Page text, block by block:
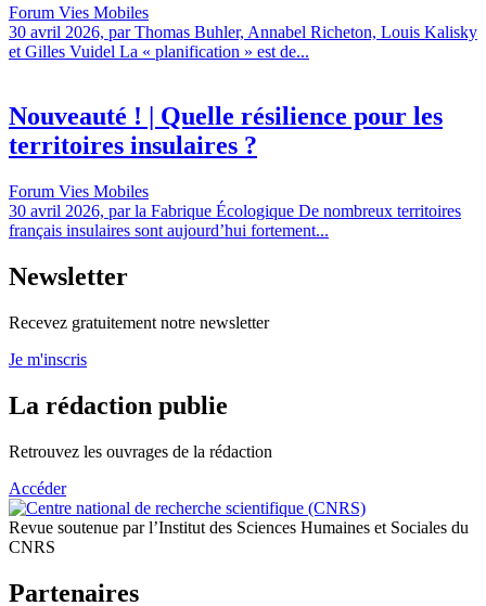
Forum Vies Mobiles
30 avril 2026, par Thomas Buhler, Annabel Richeton, Louis Kalisky
et Gilles Vuidel La « planification » est de...
Nouveauté ! | Quelle résilience pour les
territoires insulaires ?
Forum Vies Mobiles
30 avril 2026, par la Fabrique Écologique De nombreux territoires
français insulaires sont aujourd’hui fortement...
Newsletter
Recevez gratuitement notre newsletter
Je m'inscris
La rédaction publie
Retrouvez les ouvrages de la rédaction
Accéder
Revue soutenue par l’Institut des Sciences Humaines et Sociales du
CNRS
Partenaires